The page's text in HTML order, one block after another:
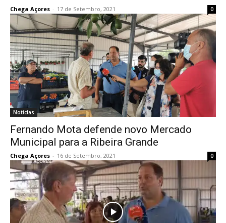
Chega Açores - 17 de Setembro, 2021 0
Notícias
Fernando Mota defende novo Mercado
Municipal para a Ribeira Grande
Chega Açores - 16 de Setembro, 2021 0